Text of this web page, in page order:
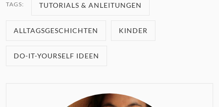
TAGS: TUTORIALS & ANLEITUNGEN
ALLTAGSGESCHICHTEN KINDER
DO-IT-YOURSELF IDEEN